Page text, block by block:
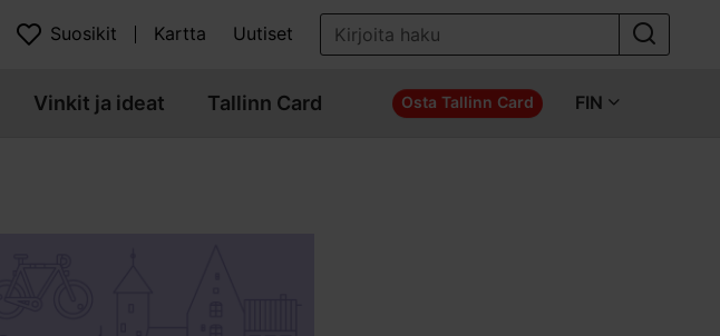
Suosikit Kartta Uutiset
Vinkit ja ideat Tallinn Card Osta Tallinn Card FIN